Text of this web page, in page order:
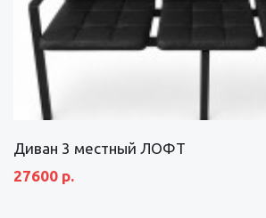
Диван 3 местный ЛОФТ
27600 р.